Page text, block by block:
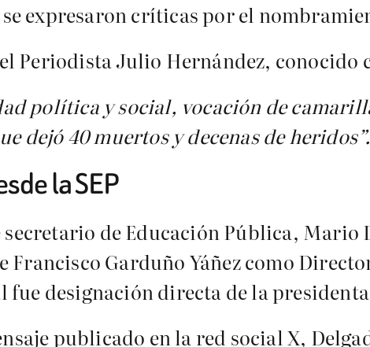
se expresaron críticas por el
Periodista Julio Hernández, conocido
política y social, vocación de
dejó 40 muertos y decenas de heridos”.
la SEP
secretario de Educación Pública,
Francisco Garduño Yáñez como
fue designación directa de la
publicado en la red social X,